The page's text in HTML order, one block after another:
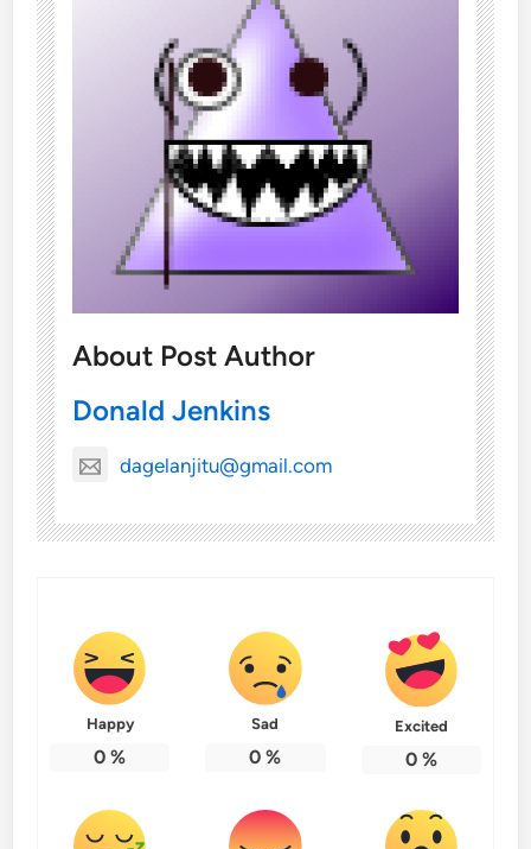
About Post Author
Donald Jenkins
dagelanjitu@gmail.com
Happy
0 %
Sad
0 %
Excited
0%